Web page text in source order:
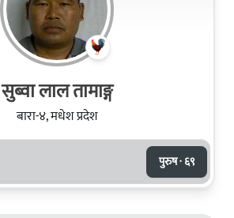
सुब्वा लाल तामाङ्ग
बारा-४, मधेश प्रदेश
पुरुष · ६९